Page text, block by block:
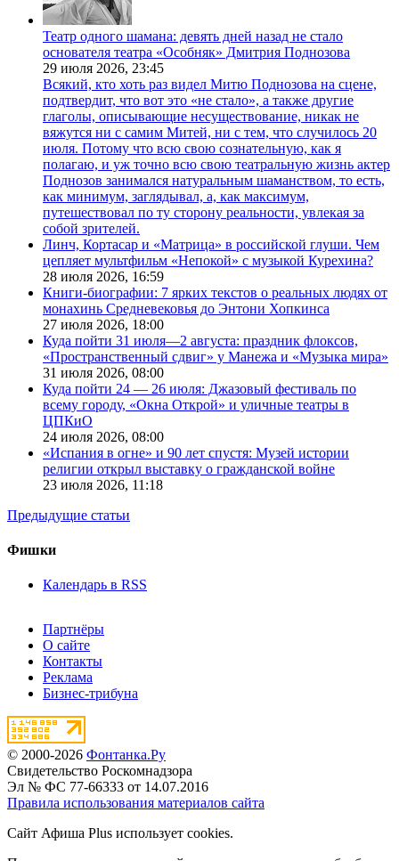
Театр одного шамана: девять дней назад не стало
основателя театра «Особняк» Дмитрия Поднозова
29 июля 2026, 23:45
Всякий, кто хоть раз видел Митю Поднозова на сцене,
подтвердит, что вот это «не стало», а также другие
глаголы, описывающие несуществование, никак не
вяжутся ни с самим Митей, ни с тем, что случилось 20
июля. Потому что всю свою сознательную, как я
полагаю, и уж точно всю свою театральную жизнь актер
Поднозов занимался натуральным шаманством, то есть,
как минимум, заглядывал, а, как максимум,
путешествовал по ту сторону реальности, увлекая за
собой зрителей.
Линч, Кортасар и «Матрица» в российской глуши. Чем
цепляет мультфильм «Непокой» с музыкой Курехина?
28 июля 2026, 16:59
Книги-биографии: 7 ярких текстов о реальных людях от
монахинь Средневековья до Энтони Хопкинса
27 июля 2026, 18:00
Куда пойти 31 июля—2 августа: праздник флоксов,
«Пространственный сдвиг» у Манежа и «Музыка мира»
31 июля 2026, 08:00
Куда пойти 24 — 26 июля: Джазовый фестиваль по
всему городу, «Окна Открой» и уличные театры в
ЦПКиО
24 июля 2026, 08:00
«Испания в огне» и 90 лет спустя: Музей истории
религии открыл выставку о гражданской войне
23 июля 2026, 11:18
Предыдущие статьи
Фишки
Календарь в RSS
Партнёры
О сайте
Контакты
Реклама
Бизнес-трибуна
© 2000-2026 Фонтанка.Ру
Свидетельство Роскомнадзора
Эл № ФС 77-66333 от 14.07.2016
Правила использования материалов сайта
Сайт Афиша Plus использует cookies.